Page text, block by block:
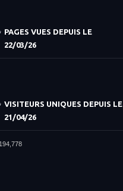
PAGES VUES DEPUIS LE
22/03/26
VISITEURS UNIQUES DEPUIS LE
21/04/26